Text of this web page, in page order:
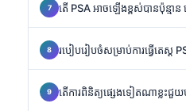
តើ PSA អាចឡើងខ្ពស់បានប៉ុន្មា
របៀបរៀបចំសម្រាប់ការធ្វើតេស្ត
តើការពិនិត្យផ្សេងទៀតណាខ្លះជួ